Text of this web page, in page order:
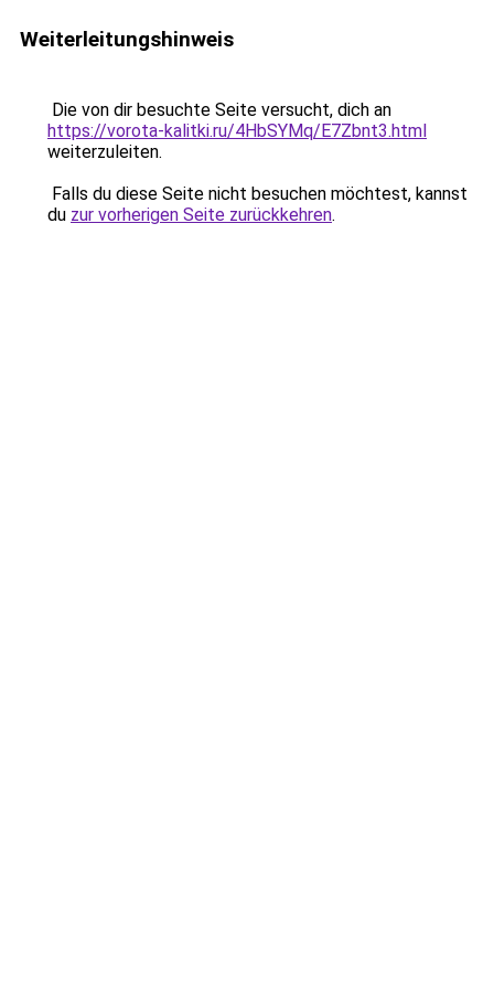
Weiterleitungshinweis
Die von dir besuchte Seite versucht, dich an
https://vorota-kalitki.ru/4HbSYMq/E7Zbnt3.html
weiterzuleiten.
Falls du diese Seite nicht besuchen möchtest, kannst
du zur vorherigen Seite zurückkehren.